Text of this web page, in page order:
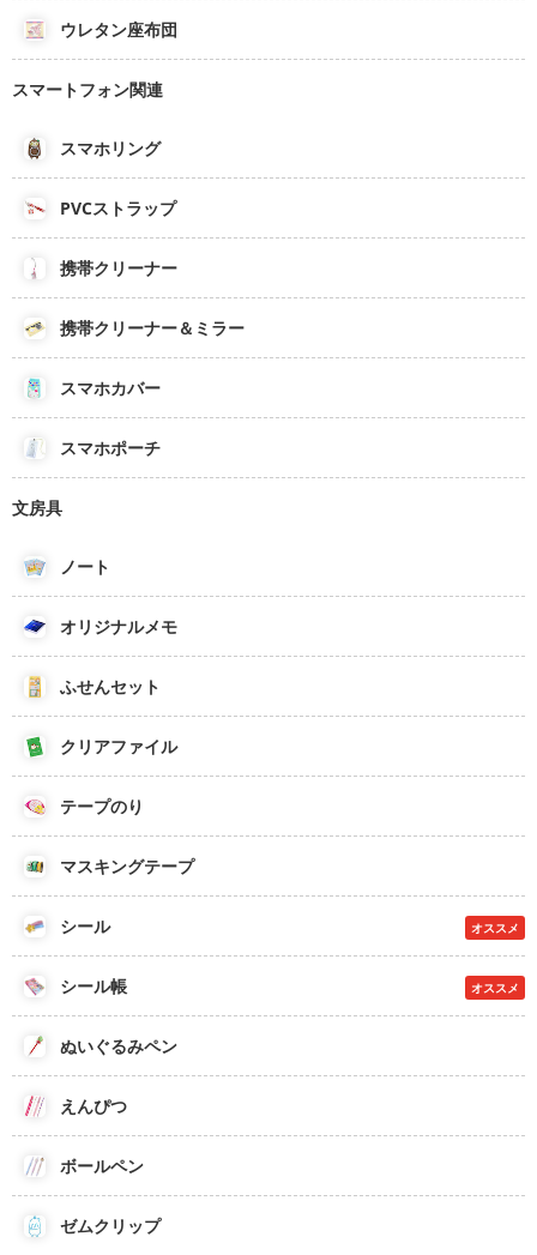
ウレタン座布団
スマートフォン関連
スマホリング
PVCストラップ
携帯クリーナー
携帯クリーナー＆ミラー
スマホカバー
スマホポーチ
文房具
ノート
オリジナルメモ
ふせんセット
クリアファイル
テープのり
マスキングテープ
シール オススメ
シール帳 オススメ
ぬいぐるみペン
えんぴつ
ボールペン
ゼムクリップ